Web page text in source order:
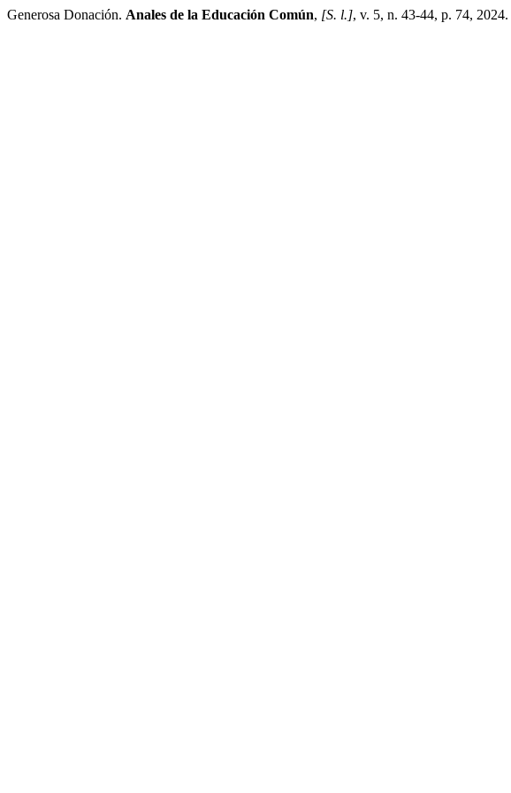
Generosa Donación. Anales de la Educación Común, [S. l.], v. 5, n. 43-44, p. 74, 2024.